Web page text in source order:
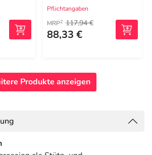
Pflichtangaben
MRP2 117,94 €
88,33 €
Produkte anzeigen